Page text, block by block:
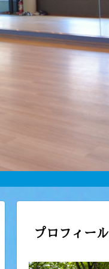
プロフィール